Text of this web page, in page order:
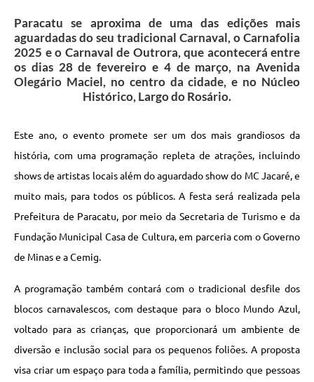
Paracatu se aproxima de uma das edições mais
aguardadas do seu tradicional Carnaval, o Carnafolia
2025 e o Carnaval de Outrora, que acontecerá entre
os dias 28 de fevereiro e 4 de março, na Avenida
Olegário Maciel, no centro da cidade, e no Núcleo
Histórico, Largo do Rosário.
Este ano, o evento promete ser um dos mais grandiosos da
história, com uma programação repleta de atrações, incluindo
shows de artistas locais além do aguardado show do MC Jacaré, e
muito mais, para todos os públicos. A festa será realizada pela
Prefeitura de Paracatu, por meio da Secretaria de Turismo e da
Fundação Municipal Casa de Cultura, em parceria com o Governo
de Minas e a Cemig.
A programação também contará com o tradicional desfile dos
blocos carnavalescos, com destaque para o bloco Mundo Azul,
voltado para as crianças, que proporcionará um ambiente de
diversão e inclusão social para os pequenos foliões. A proposta
visa criar um espaço para toda a família, permitindo que pessoas